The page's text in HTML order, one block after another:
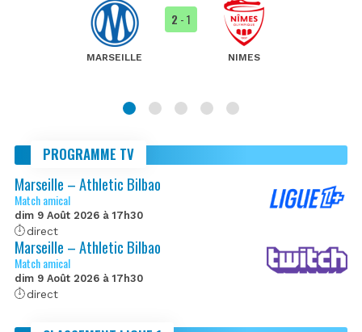
MARSEILLE
2 - 1
NIMES
PROGRAMME TV
Marseille – Athletic Bilbao
Match amical
dim 9 Août 2026 à 17h30
direct
Marseille – Athletic Bilbao
Match amical
dim 9 Août 2026 à 17h30
direct